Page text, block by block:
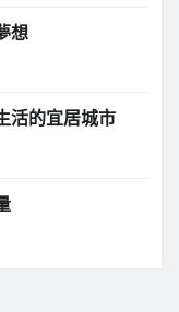
想
活的宜居城市